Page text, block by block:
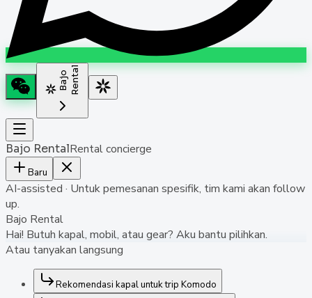
B
a
j
o
R
e
n
t
al
Bajo RentalRental concierge
Baru
AI-assisted · Untuk pemesanan spesifik, tim kami akan follow
up.
Bajo Rental
Hai! Butuh kapal, mobil, atau gear? Aku bantu pilihkan.
Atau tanyakan langsung
Rekomendasi kapal untuk trip Komodo